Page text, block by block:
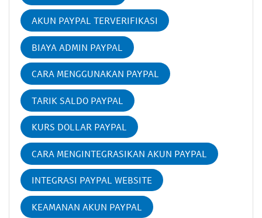
AKUN PAYPAL TERVERIFIKASI
BIAYA ADMIN PAYPAL
CARA MENGGUNAKAN PAYPAL
TARIK SALDO PAYPAL
KURS DOLLAR PAYPAL
CARA MENGINTEGRASIKAN AKUN PAYPAL
INTEGRASI PAYPAL WEBSITE
KEAMANAN AKUN PAYPAL